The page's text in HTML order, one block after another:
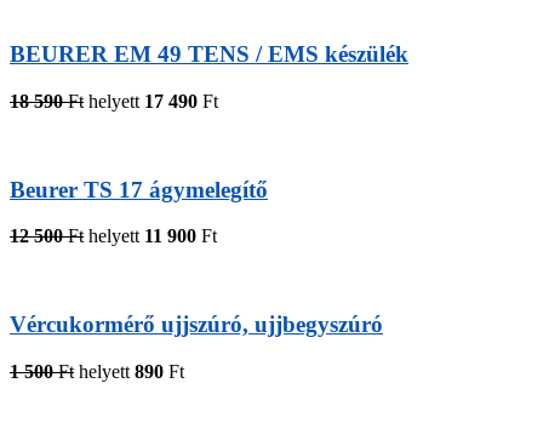
BEURER EM 49 TENS / EMS készülék
18 590 Ft helyett 17 490 Ft
Beurer TS 17 ágymelegítő
12 500 Ft helyett 11 900 Ft
Vércukormérő ujjszúró, ujjbegyszúró
1 500 Ft helyett 890 Ft